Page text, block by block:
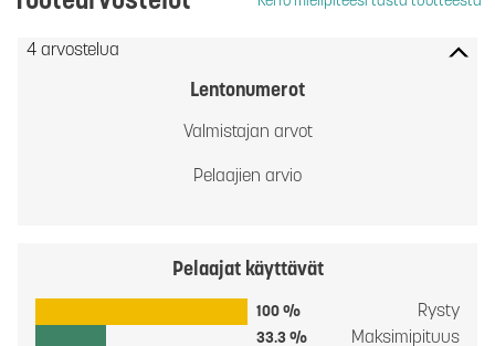
4 arvostelua
Lentonumerot
Valmistajan arvot
Pelaajien arvio
Pelaajat käyttävät
100 % Rysty
33.3 % Maksimipituus